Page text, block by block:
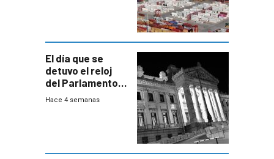
El día que se
detuvo el reloj
del Parlamento
para negociar
Hace 4 semanas